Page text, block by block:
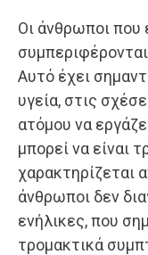
Οι άνθρωποι που
Αυτό έχει
υγεία, στις
ατόμου να
μπορεί να είναι
χαρακτηρίζεται
άνθρωποι δεν
ενήλικες, που
τρομακτικά